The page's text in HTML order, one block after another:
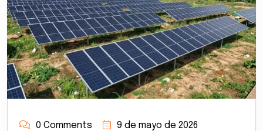
0 Comments 9 de mayo de 2026